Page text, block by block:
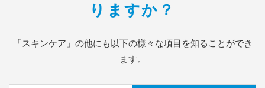
りますか？
「スキンケア」の他にも以下の様々な項目を知ることができ
ます。